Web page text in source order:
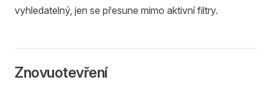
vyhledatelný, jen se přesune mimo aktivní filtry.
Znovuotevření